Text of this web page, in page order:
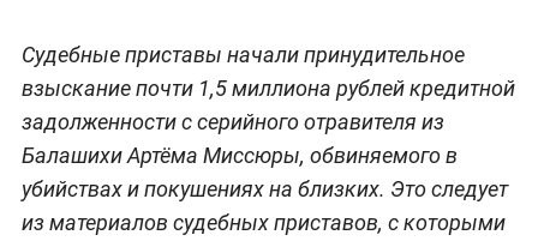
Судебные приставы начали принудительное
взыскание почти 1,5 миллиона рублей кредитной
задолженности с серийного отравителя из
Балашихи Артёма Миссюры, обвиняемого в
убийствах и покушениях на близких. Это следует
из материалов судебных приставов, с которыми